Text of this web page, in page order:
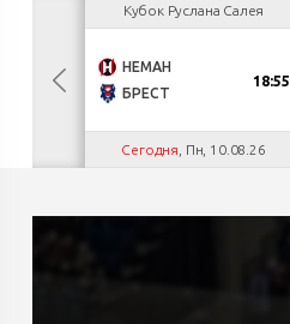
Кубок Руслана Салея
НЕМАН
БРЕСТ
18:55
Сегодня , Пн, 10.08.26